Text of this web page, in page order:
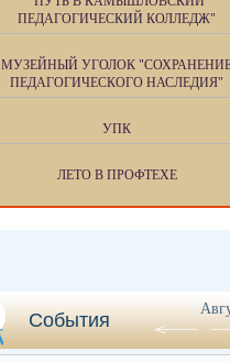
ПЕДАГОГИЧЕСКИЙ КОЛЛЕДЖ"
МУЗЕЙНЫЙ УГОЛОК
ПЕДАГОГИЧЕСКОГО НАСЛЕДИЯ"
УПК
ЛЕТО В ПРОФТЕХЕ
События